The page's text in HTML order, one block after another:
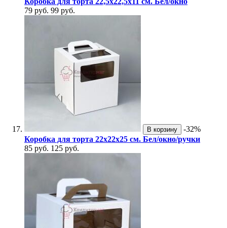
79 руб. 99 руб.
В корзину
-32%
Коробка для торта 22х22х25 см. Бел/окно/ручки
85 руб. 125 руб.